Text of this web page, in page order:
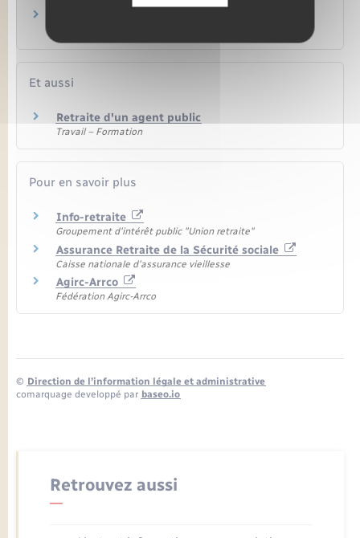
Et aussi
Retraite d'un agent public
Travail – Formation
Pour en savoir plus
Info-retraite
Groupement d'intérêt public "Union retraite"
Assurance Retraite de la Sécurité sociale
Caisse nationale d'assurance vieillesse
Agirc-Arrco
Fédération Agirc-Arrco
© Direction de l’information légale et administrative
comarquage developpé par baseo.io
Retrouvez aussi